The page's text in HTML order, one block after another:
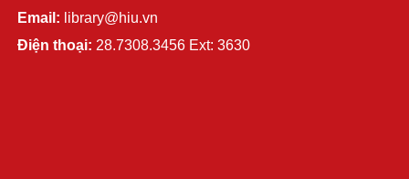
Email: library@hiu.vn
Điện thoại: 28.7308.3456 Ext: 3630